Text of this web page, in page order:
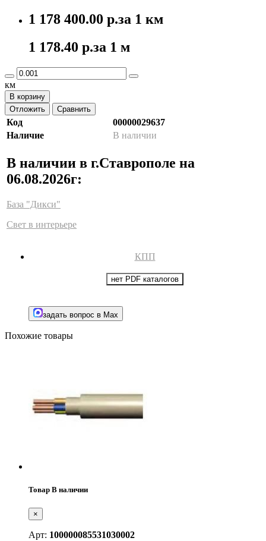
1 178 400.00 р.за 1 км
1 178.40 р.за 1 м
км
В корзину
Отложить
Сравнить
Код
00000029637
Наличие
В наличии
В наличии в г.Ставрополе на
06.08.2026г:
База "Дикси"
Свет в интерьере
КПП
нет PDF каталогов
задать вопрос в Max
Похожие товары
Товар В наличии
×
Арт: 100000085531030002